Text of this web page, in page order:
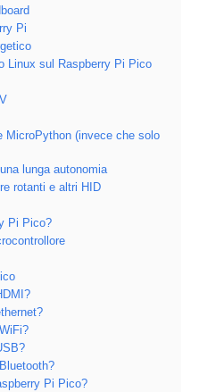
Pi
Linux sul Raspberry Pi Pico
MicroPython (invece che solo
lunga autonomia
rotanti e altri HID
Pi Pico?
Pi Pico?